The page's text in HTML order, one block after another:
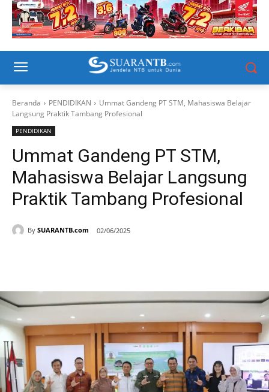
Beranda PENDIDIKAN
Ummat Gandeng PT STM, Mahasiswa Belajar
Langsung Praktik Tambang Profesional
PENDIDIKAN
Ummat Gandeng PT STM,
Mahasiswa Belajar Langsung
Praktik Tambang Profesional
By SUARANTB.com 02/06/2025